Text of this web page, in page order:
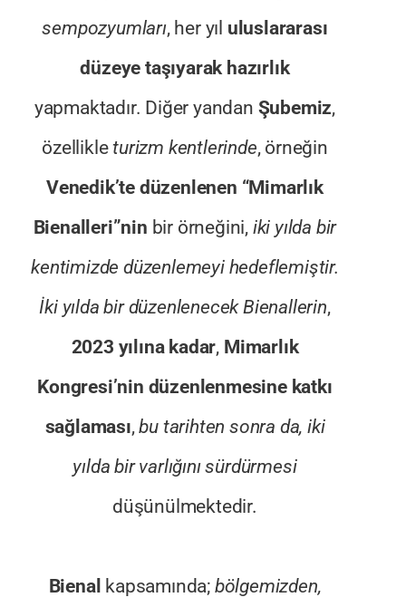
sempozyumları, her yıl uluslararası
düzeye taşıyarak hazırlık
yapmaktadır. Diğer yandan Şubemiz,
özellikleturizm kentlerinde, örneğin
Venedik’te düzenlenen “Mimarlık
Bienalleri”nin bir örneğini, iki yılda bir
kentimizde düzenlemeyi hedeflemiştir.
İki yılda bir düzenlenecek Bienallerin,
2023 yılına kadar, Mimarlık
Kongresi’nin düzenlenmesine katkı
sağlaması,bu tarihten sonra da, iki
yılda bir varlığını sürdürmesi
düşünülmektedir.
Bienal kapsamında; bölgemizden,